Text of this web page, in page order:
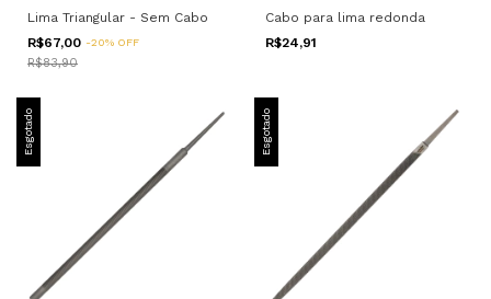
Lima Triangular - Sem Cabo
R$67,00 -20% OFF
R$83,90
Cabo para lima redonda
R$24,91
Esgotado Esgotado